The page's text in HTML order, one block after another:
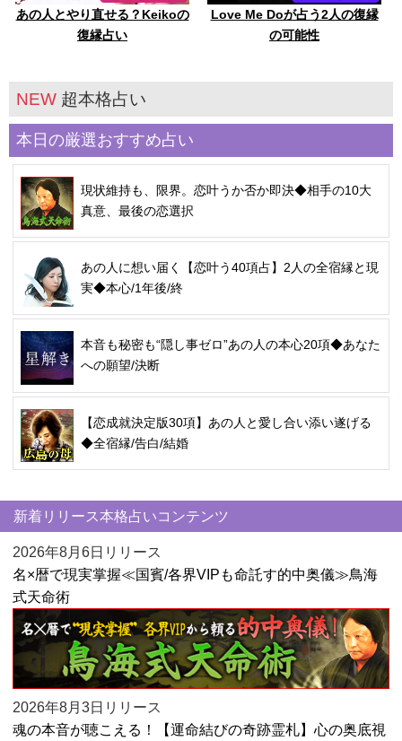
あの人とやり直せる？Keikoの
復縁占い
Love Me Doが占う2人の復縁
の可能性
NEW 超本格占い
本日の厳選おすすめ占い
現状維持も、限界。恋叶うか否か即決◆相手の10大
真意、最後の恋選択
あの人に想い届く【恋叶う40項占】2人の全宿縁と現
実◆本心/1年後/終
本音も秘密も“隠し事ゼロ”あの人の本心20項◆あなた
への願望/決断
【恋成就決定版30項】あの人と愛し合い添い遂げる
◆全宿縁/告白/結婚
新着リリース本格占いコンテンツ
2026年8月6日リリース
名×暦で現実掌握≪国賓/各界VIPも命託す的中奥儀≫鳥海
式天命術
2026年8月3日リリース
魂の本音が聴こえる！【運命結びの奇跡霊札】心の奥底視